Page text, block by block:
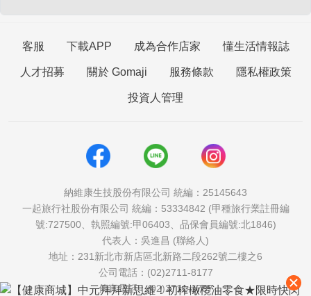
客服 下載APP 成為合作店家 懂生活情報誌
人才招募 關於 Gomaji 服務條款 隱私權政策
投資人管理
納維康生技股份有限公司 統編：25145643
一起旅行社股份有限公司 統編：53334842 (甲種旅行業註冊編
號:727500、執照編號:甲06403、品保會員編號:北1846)
代表人：吳進昌 (聯絡人)
地址：231新北市新店區北新路二段262號二樓之6
公司電話：(02)2711-8177
傳真電話：(02)2711-1757